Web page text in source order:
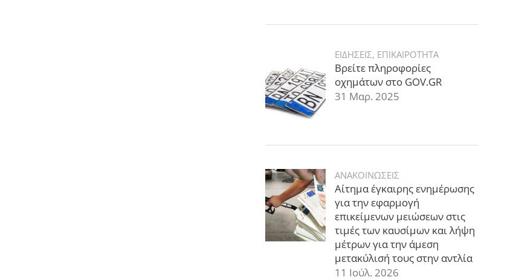
ΕΙΔΗΣΕΙΣ, ΕΠΙΚΑΙΡΟΤΗΤΑ
Βρείτε πληροφορίες
οχημάτων στο GOV.GR
31 Μαρ. 2025
ΑΝΑΚΟΙΝΩΣΕΙΣ
Αίτημα έγκαιρης ενημέρωσης
για την εφαρμογή
επικείμενων μειώσεων στις
τιμές των καυσίμων και λήψη
μέτρων για την άμεση
μετακύλισή τους στην αντλία
11 Ιούλ. 2026